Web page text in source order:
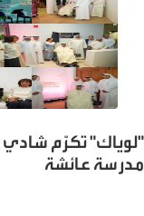
"لوياك" تكرّم
مدرسة عائشة